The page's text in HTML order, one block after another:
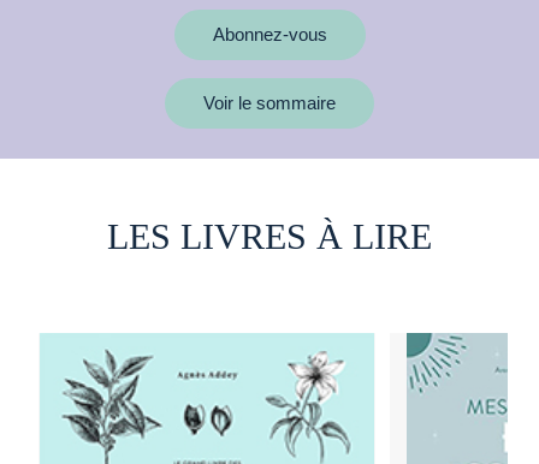
Abonnez-vous
Voir le sommaire
LES LIVRES À LIRE